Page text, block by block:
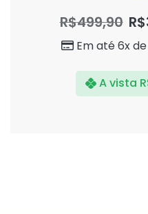
de
R$499,90 R$
Em até 6x de
A vista